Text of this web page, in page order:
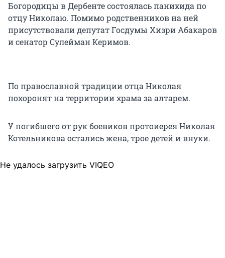
Богородицы в Дербенте состоялась панихида по
отцу Николаю. Помимо родственников на ней
присутствовали депутат Госдумы Хизри Абакаров
и сенатор Сулейман Керимов.
По православной традиции отца Николая
похоронят на территории храма за алтарем.
У погибшего от рук боевиков протоиерея Николая
Котельникова остались жена, трое детей и внуки.
Не удалось загрузить VIQEO